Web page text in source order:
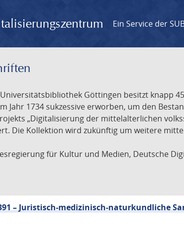
Ein Service der
Göttingen besitzt knapp
Jahr 1734 sukzessive erworben, um den
„Digitalisierung der mittelalterlichen
Die Kollektion wird zukünftig um weitere
für Kultur und Medien, Deutsche
– Juristisch-medizinisch-naturkundliche